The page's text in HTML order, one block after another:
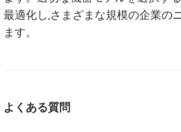
最適化し,さまざまな規模の企業の
ます。
よくある質問